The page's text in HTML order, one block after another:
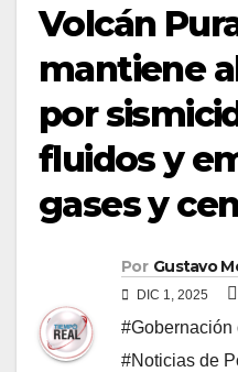
Volcán
mantiene
por
fluidos y
gases y
Por Gustavo
DIC 1, 2025
#Gobernación
#Noticias de